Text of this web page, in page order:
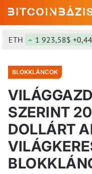
1 923,58$ +0,44%
BLOKKLÁNCOK
SZERINT
DOLLÁRT